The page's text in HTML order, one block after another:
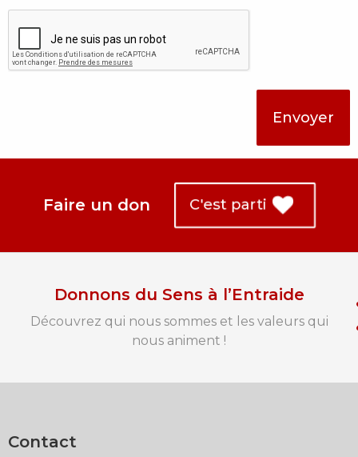
Faire un don C'est parti
Donnons du Sens à l’Entraide
Découvrez qui nous sommes et les valeurs qui
nous animent !
Contact